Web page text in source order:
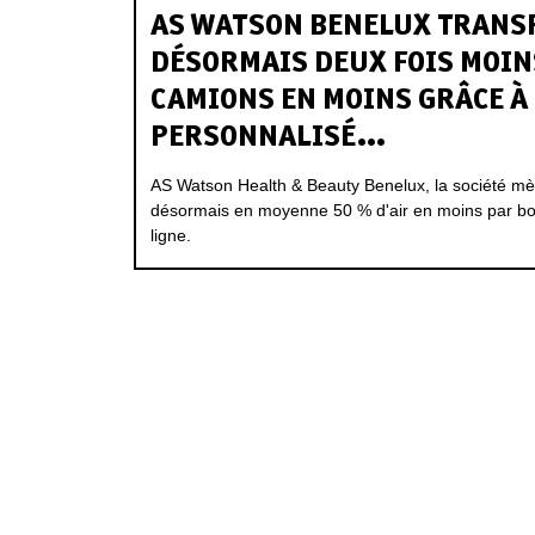
AS WATSON BENELUX
DÉSORMAIS DEUX FOIS
CAMIONS EN MOINS GRÂCE
PERSONNALISÉ...
AS Watson Health & Beauty Benelux, la société
désormais en moyenne 50 % d'air en moins par
ligne.